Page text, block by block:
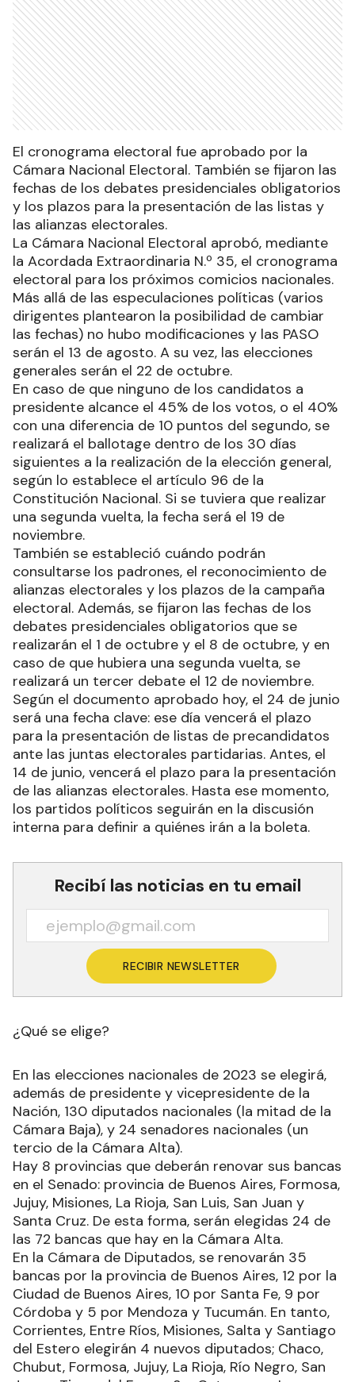
El cronograma electoral fue aprobado por la
Cámara Nacional Electoral. También se fijaron las
fechas de los debates presidenciales obligatorios
y los plazos para la presentación de las listas y
las alianzas electorales.
La Cámara Nacional Electoral aprobó, mediante
la Acordada Extraordinaria N.º 35, el cronograma
electoral para los próximos comicios nacionales.
Más allá de las especulaciones políticas (varios
dirigentes plantearon la posibilidad de cambiar
las fechas) no hubo modificaciones y las PASO
serán el 13 de agosto. A su vez, las elecciones
generales serán el 22 de octubre.
En caso de que ninguno de los candidatos a
presidente alcance el 45% de los votos, o el 40%
con una diferencia de 10 puntos del segundo, se
realizará el ballotage dentro de los 30 días
siguientes a la realización de la elección general,
según lo establece el artículo 96 de la
Constitución Nacional. Si se tuviera que realizar
una segunda vuelta, la fecha será el 19 de
noviembre.
También se estableció cuándo podrán
consultarse los padrones, el reconocimiento de
alianzas electorales y los plazos de la campaña
electoral. Además, se fijaron las fechas de los
debates presidenciales obligatorios que se
realizarán el 1 de octubre y el 8 de octubre, y en
caso de que hubiera una segunda vuelta, se
realizará un tercer debate el 12 de noviembre.
Según el documento aprobado hoy, el 24 de junio
será una fecha clave: ese día vencerá el plazo
para la presentación de listas de precandidatos
ante las juntas electorales partidarias. Antes, el
14 de junio, vencerá el plazo para la presentación
de las alianzas electorales. Hasta ese momento,
los partidos políticos seguirán en la discusión
interna para definir a quiénes irán a la boleta.
Recibí las noticias en tu email
RECIBIR NEWSLETTER
¿Qué se elige?
En las elecciones nacionales de 2023 se elegirá,
además de presidente y vicepresidente de la
Nación, 130 diputados nacionales (la mitad de la
Cámara Baja), y 24 senadores nacionales (un
tercio de la Cámara Alta).
Hay 8 provincias que deberán renovar sus bancas
en el Senado: provincia de Buenos Aires, Formosa,
Jujuy, Misiones, La Rioja, San Luis, San Juan y
Santa Cruz. De esta forma, serán elegidas 24 de
las 72 bancas que hay en la Cámara Alta.
En la Cámara de Diputados, se renovarán 35
bancas por la provincia de Buenos Aires, 12 por la
Ciudad de Buenos Aires, 10 por Santa Fe, 9 por
Córdoba y 5 por Mendoza y Tucumán. En tanto,
Corrientes, Entre Ríos, Misiones, Salta y Santiago
del Estero elegirán 4 nuevos diputados; Chaco,
Chubut, Formosa, Jujuy, La Rioja, Río Negro, San